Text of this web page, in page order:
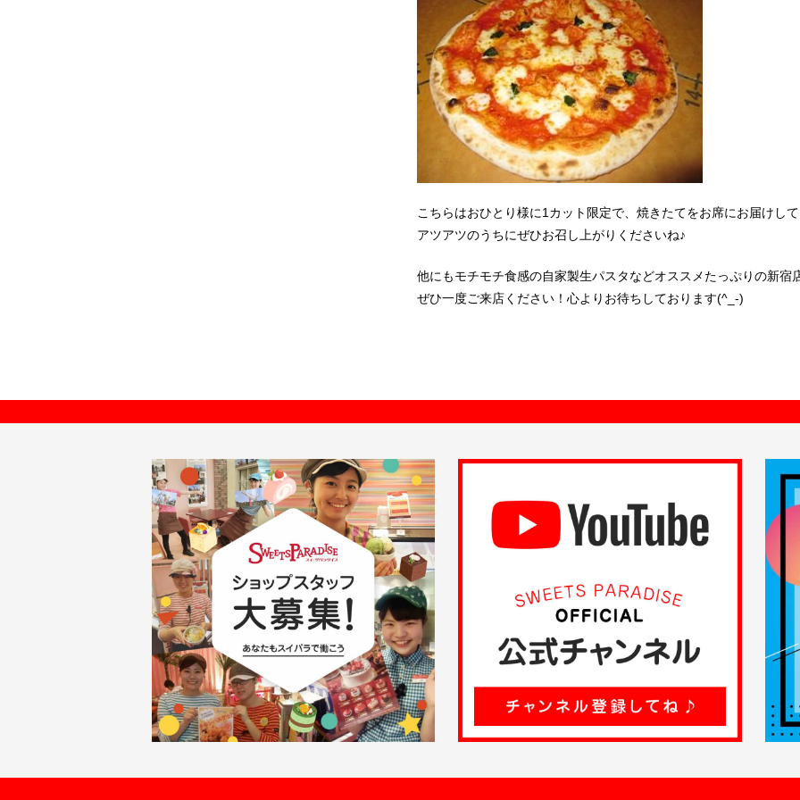
こちらはおひとり様に1カット限定で、焼きたてをお席にお届けして
アツアツのうちにぜひお召し上がりくださいね♪
他にもモチモチ食感の自家製生パスタなどオススメたっぷりの新宿
ぜひ一度ご来店ください！心よりお待ちしております(^_-)